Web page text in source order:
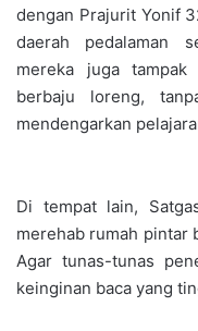
dengan Prajurit Yonif
daerah pedalaman
mereka juga
berbaju loreng,
mendengarkan
Di tempat lain,
merehab rumah pintar
Agar tunas-tunas
keinginan baca yang